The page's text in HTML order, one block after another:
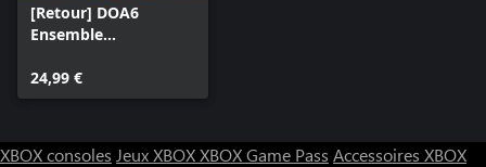
[Retour] DOA6
Ensemble
24,99 €
XBOX consoles Jeux XBOXXBOX Game Pass Accessoires XBOX